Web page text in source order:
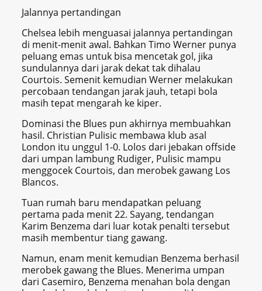
Jalannya pertandingan
Chelsea lebih menguasai jalannya pertandingan
di menit-menit awal. Bahkan Timo Werner punya
peluang emas untuk bisa mencetak gol, jika
sundulannya dari jarak dekat tak dihalau
Courtois. Semenit kemudian Werner melakukan
percobaan tendangan jarak jauh, tetapi bola
masih tepat mengarah ke kiper.
Dominasi the Blues pun akhirnya membuahkan
hasil. Christian Pulisic membawa klub asal
London itu unggul 1-0. Lolos dari jebakan offside
dari umpan lambung Rudiger, Pulisic mampu
menggocek Courtois, dan merobek gawang Los
Blancos.
Tuan rumah baru mendapatkan peluang
pertama pada menit 22. Sayang, tendangan
Karim Benzema dari luar kotak penalti tersebut
masih membentur tiang gawang.
Namun, enam menit kemudian Benzema berhasil
merobek gawang the Blues. Menerima umpan
dari Casemiro, Benzema menahan bola dengan